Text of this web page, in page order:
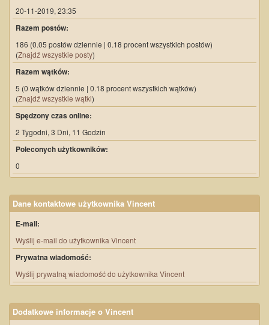
20-11-2019, 23:35
Razem postów:
186 (0.05 postów dziennie | 0.18 procent wszystkich postów)
(Znajdź wszystkie posty)
Razem wątków:
5 (0 wątków dziennie | 0.18 procent wszystkich wątków)
(Znajdź wszystkie wątki)
Spędzony czas online:
2 Tygodni, 3 Dni, 11 Godzin
Poleconych użytkowników:
0
Dane kontaktowe użytkownika Vincent
E-mail:
Wyślij e-mail do użytkownika Vincent
Prywatna wiadomość:
Wyślij prywatną wiadomość do użytkownika Vincent
Dodatkowe informacje o Vincent